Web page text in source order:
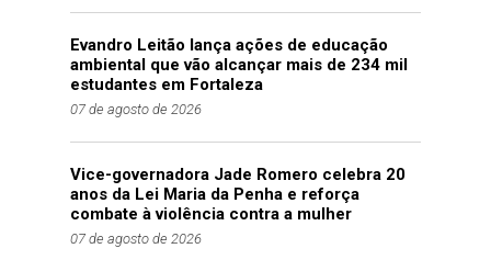
Evandro Leitão lança ações de educação
ambiental que vão alcançar mais de 234 mil
estudantes em Fortaleza
07 de agosto de 2026
Vice-governadora Jade Romero celebra 20
anos da Lei Maria da Penha e reforça
combate à violência contra a mulher
07 de agosto de 2026